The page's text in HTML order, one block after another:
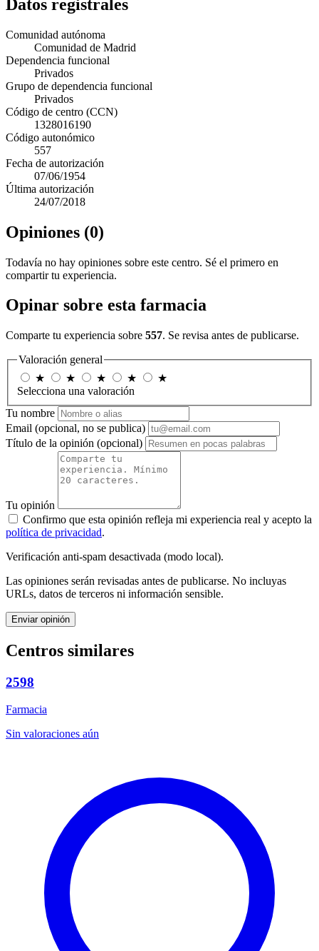
Datos registrales
Comunidad autónoma
Comunidad de Madrid
Dependencia funcional
Privados
Grupo de dependencia funcional
Privados
Código de centro (CCN)
1328016190
Código autonómico
557
Fecha de autorización
07/06/1954
Última autorización
24/07/2018
Opiniones (0)
Todavía no hay opiniones sobre este centro. Sé el primero en
compartir tu experiencia.
Opinar sobre esta farmacia
Comparte tu experiencia sobre 557. Se revisa antes de publicarse.
Valoración general
★
★ ★ ★
★
Selecciona una valoración
Tu nombre
Email (opcional, no se publica)
Título de la opinión (opcional)
Tu opinión
Confirmo que esta opinión refleja mi experiencia real y acepto la
política de privacidad.
Verificación anti-spam desactivada (modo local).
Las opiniones serán revisadas antes de publicarse. No incluyas
URLs, datos de terceros ni información sensible.
Enviar opinión
Centros similares
2598
Farmacia
Sin valoraciones aún